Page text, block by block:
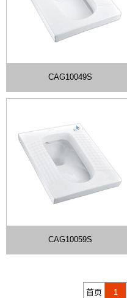
CAG10049S
CAG10059S
首页 1